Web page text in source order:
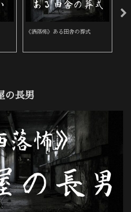
《洒落怖》ある田舎の葬式
の長男